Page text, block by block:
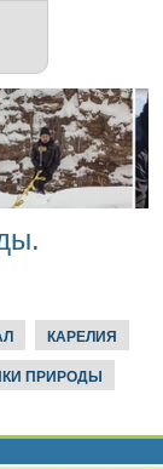
КАРЕЛИЯ
ПРИРОДЫ